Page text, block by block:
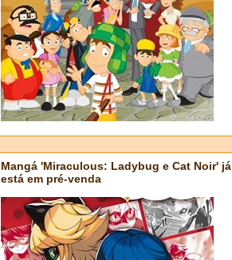
Mangá 'Miraculous: Ladybug e Cat Noir' já
está em pré-venda